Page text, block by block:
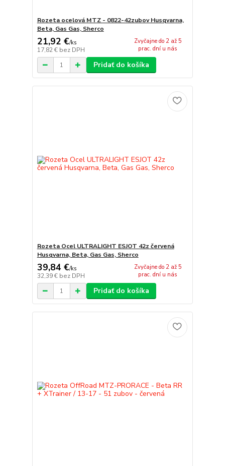
Rozeta ocelová MTZ - 0822-42zubov Husqvarna,
Beta, Gas Gas, Sherco
21,92 €/ks
17,82 € bez DPH
Zvyčajne do 2 až 5
prac. dní u nás
Pridať do košíka
Rozeta Ocel ULTRALIGHT ESJOT 42z červená
Husqvarna, Beta, Gas Gas, Sherco
39,84 €/ks
32,39 € bez DPH
Zvyčajne do 2 až 5
prac. dní u nás
Pridať do košíka